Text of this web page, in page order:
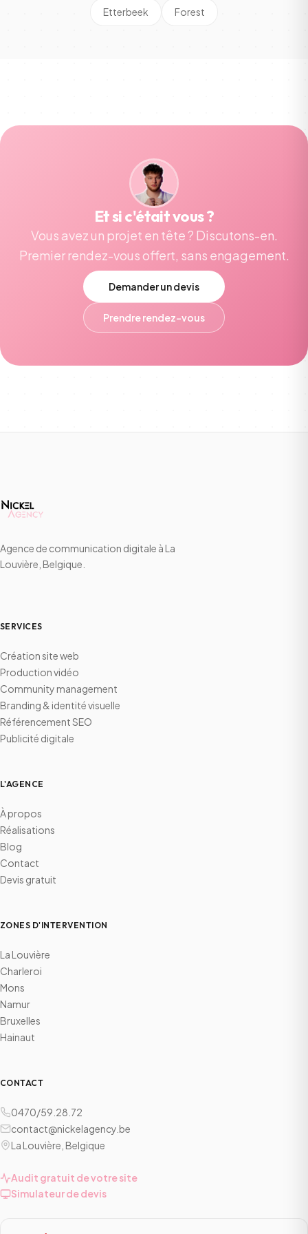
Etterbeek Forest
Et si c'était vous ?
Vous avez un projet en tête ? Discutons-en.
Premier rendez-vous offert, sans engagement.
Demander un devis
Prendre rendez-vous
Agence de communication digitale à La
Louvière, Belgique.
SERVICES
Création site web
Production vidéo
Community management
Branding & identité visuelle
Référencement SEO
Publicité digitale
L'AGENCE
À propos
Réalisations
Blog
Contact
Devis gratuit
ZONES D'INTERVENTION
La Louvière
Charleroi
Mons
Namur
Bruxelles
Hainaut
CONTACT
0470/59.28.72
contact@nickelagency.be
La Louvière, Belgique
Audit gratuit de votre site
Simulateur de devis